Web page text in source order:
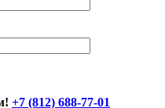
+7 (812) 688-77-01